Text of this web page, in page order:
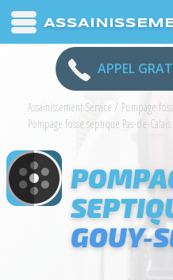
APPEL
Assainissement Service / Pompage
Pompage fosse septique Pas-de-Calais
GOUY-